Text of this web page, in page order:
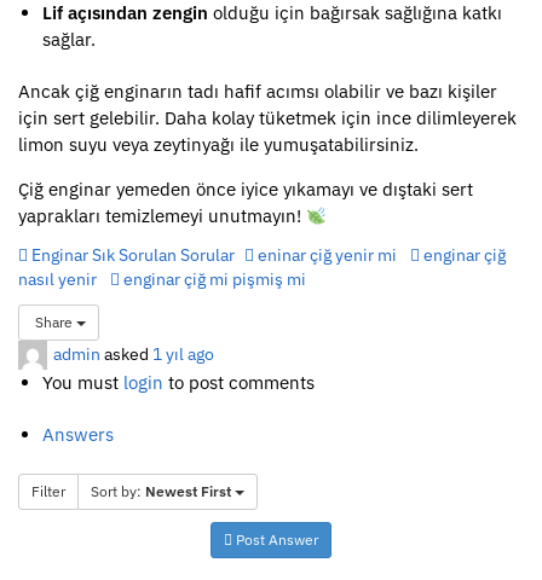
Lif açısından zengin olduğu için bağırsak sağlığına katkı
sağlar.
Ancak çiğ enginarın tadı hafif acımsı olabilir ve bazı kişiler
için sert gelebilir. Daha kolay tüketmek için ince dilimleyerek
limon suyu veya zeytinyağı ile yumuşatabilirsiniz.
Çiğ enginar yemeden önce iyice yıkamayı ve dıştaki sert
yaprakları temizlemeyi unutmayın!
Enginar Sık Sorulan Sorular eninar çiğ yenir mi
enginar çiğ
nasıl yenir
enginar çiğ mi pişmiş mi
Share
admin asked 1 yıl ago
You must login to post comments
Answers
Filter Sort by: Newest First
Post Answer